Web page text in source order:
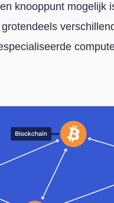
knooppunt mogelijk